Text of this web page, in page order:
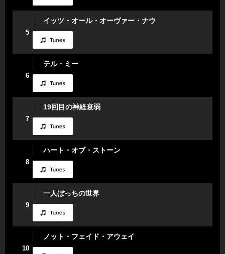
5
イッツ・オール・オーヴァー・ナウ
6
テル・ミー
7
19回目の神経衰弱
8
ハート・オブ・ストーン
9
一人ぼっちの世界
10
ノット・フェイド・アウェイ